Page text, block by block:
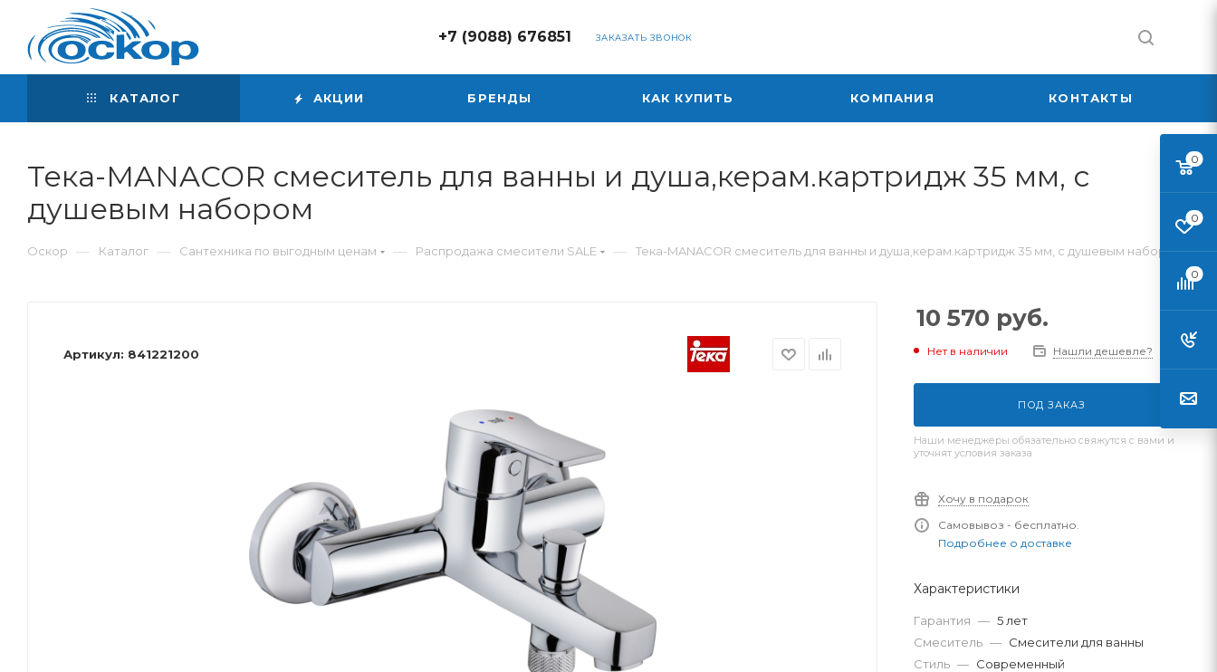
+7 (9088) 676851 ЗАКАЗАТЬ ЗВОНОК
КАТАЛОГ АКЦИИ БРЕНДЫ КАК КУПИТЬ КОМПАНИЯ КОНТАКТЫ
Тека-MANACOR смеситель для ванны и душа,керам.картридж 35 мм, с
душевым набором
Оскор — Каталог — Сантехника по выгодным ценам — Распродажа смесители SALE — Тека-MANACOR смеситель для ванны и душа,керам.картридж 35 мм, с душевым набором
Артикул: 841221200
10 570 руб.
Нет в наличии Нашли дешевле?
ПОД ЗАКАЗ
Наши менеджеры обязательно свяжутся с вами и
уточнят условия заказа
Хочу в подарок
Самовывоз - бесплатно.
Подробнее о доставке
Характеристики
Гарантия — 5 лет
Смеситель — Смесители для ванны
Стиль — Современный
0
0
0